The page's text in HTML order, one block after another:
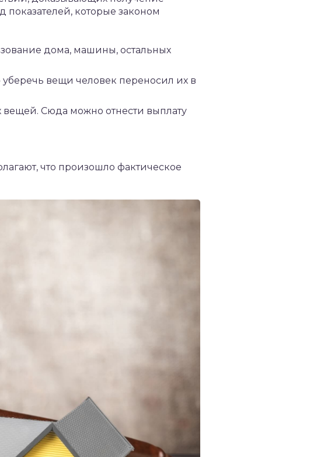
которые законом
дома, машины, остальных
вещи человек переносил их в
Сюда можно отнести выплату
что произошло фактическое